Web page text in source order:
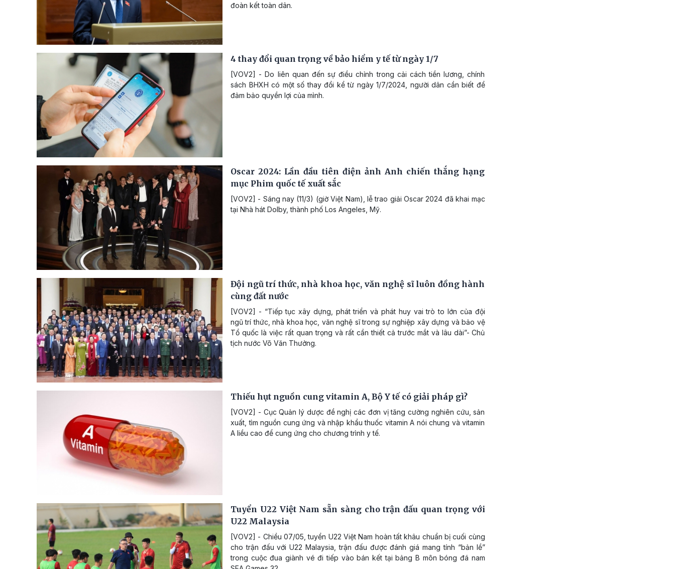
đoàn kết toàn dân.
4 thay đổi quan trọng về bảo hiểm y tế từ ngày 1/7
[VOV2] - Do liên quan đến sự điều chỉnh trong cải cách tiền lương, chính
sách BHXH có một số thay đổi kể từ ngày 1/7/2024, người dân cần biết để
đảm bảo quyền lợi của mình.
Oscar 2024: Lần đầu tiên điện ảnh Anh chiến thắng hạng
mục Phim quốc tế xuất sắc
[VOV2] - Sáng nay (11/3) (giờ Việt Nam), lễ trao giải Oscar 2024 đã khai mạc
tại Nhà hát Dolby, thành phố Los Angeles, Mỹ.
Đội ngũ trí thức, nhà khoa học, văn nghệ sĩ luôn đồng hành
cùng đất nước
[VOV2] - “Tiếp tục xây dựng, phát triển và phát huy vai trò to lớn của đội
ngũ trí thức, nhà khoa học, văn nghệ sĩ trong sự nghiệp xây dựng và bảo vệ
Tổ quốc là việc rất quan trọng và rất cần thiết cả trước mắt và lâu dài”- Chủ
tịch nước Võ Văn Thưởng.
Thiếu hụt nguồn cung vitamin A, Bộ Y tế có giải pháp gì?
[VOV2] - Cục Quản lý dược đề nghị các đơn vị tăng cường nghiên cứu, sản
xuất, tìm nguồn cung ứng và nhập khẩu thuốc vitamin A nói chung và vitamin
A liều cao để cung ứng cho chương trình y tế.
Tuyển U22 Việt Nam sẵn sàng cho trận đấu quan trọng với
U22 Malaysia
[VOV2] - Chiều 07/05, tuyển U22 Việt Nam hoàn tất khâu chuẩn bị cuối cùng
cho trận đấu với U22 Malaysia, trận đấu được đánh giá mang tính “bản lề”
trong cuộc đua giành vé đi tiếp vào bán kết tại bảng B môn bóng đá nam